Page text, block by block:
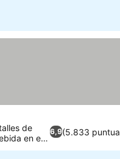
6,9(5.833
de
en el